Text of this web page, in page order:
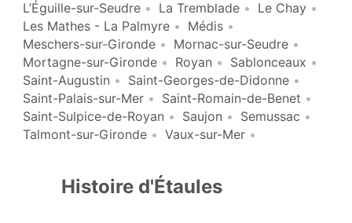
L’Éguille-sur-Seudre
La Tremblade
Le Chay
Les Mathes - La Palmyre
Médis
Meschers-sur-Gironde
Mornac-sur-Seudre
Mortagne-sur-Gironde
Royan
Sablonceaux
Saint-Augustin
Saint-Georges-de-Didonne
Saint-Palais-sur-Mer
Saint-Romain-de-Benet
Saint-Sulpice-de-Royan
Saujon
Semussac
Talmont-sur-Gironde
Vaux-sur-Mer
Histoire d'Étaules